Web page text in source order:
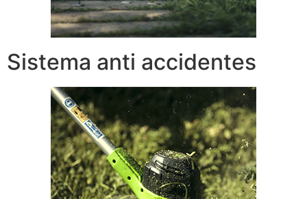
Sistema anti accidentes